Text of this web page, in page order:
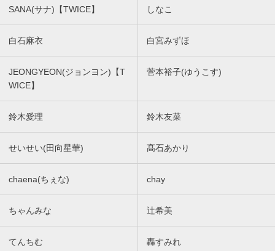
SANA(サナ)【TWICE】 しなこ
白石麻衣 白宮みずほ
JEONGYEON(ジョンヨン)【T
WICE】
菅本裕子(ゆうこす)
鈴木愛理 鈴木友菜
せいせい(田向星華) 髙石あかり
chaena(ちぇな) chay
ちゃんみな 辻希美
てんちむ 轟すみれ